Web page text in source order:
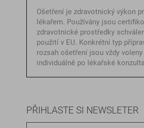
Ošetření je zdravotnický výkon
lékařem. Používány jsou
zdravotnické prostředky
použití v EU. Konkrétní typ
rozsah ošetření jsou vždy voleny
individuálně po lékařské
PŘIHLASTE SI NEWSLETER